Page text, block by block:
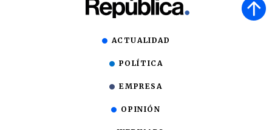
ACTUALIDAD
POLÍTICA
EMPRESA
OPINIÓN